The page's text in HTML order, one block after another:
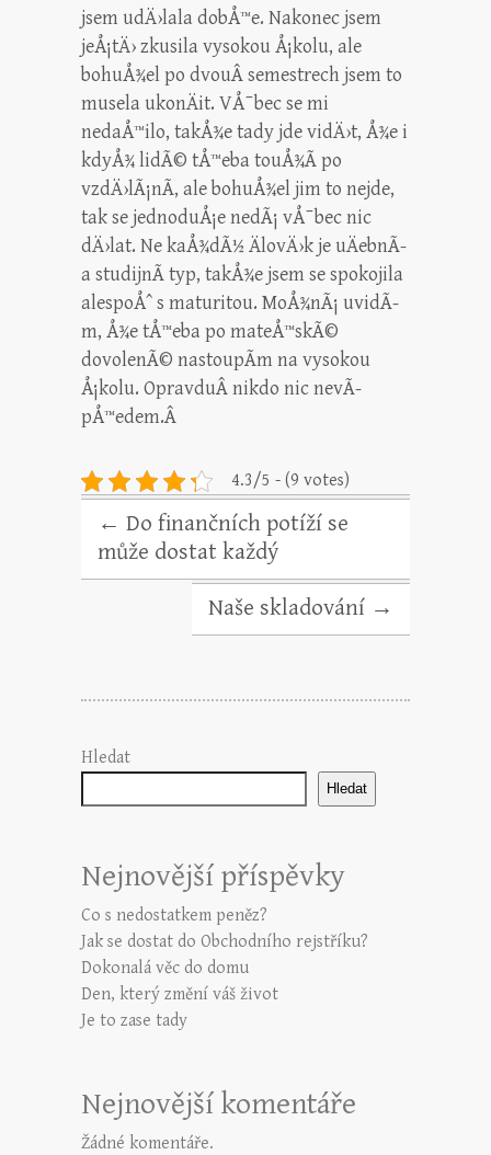
jsem udÄ›lala dobÅ™e. Nakonec jsem
jeÅ¡tÄ› zkusila vysokou Å¡kolu, ale
bohuÅ¾el po dvouÂ semestrech jsem to
musela ukonÄit. VÅ¯bec se mi
nedaÅ™ilo, takÅ¾e tady jde vidÄ›t, Å¾e i
kdyÅ¾ lidÃ© tÅ™eba touÅ¾Ã­ po
vzdÄ›lÃ¡nÃ­, ale bohuÅ¾el jim to nejde,
tak se jednoduÅ¡e nedÃ¡ vÅ¯bec nic
dÄ›lat. Ne kaÅ¾dÃ½ ÄlovÄ›k je uÄebnÃ­
a studijnÃ­ typ, takÅ¾e jsem se spokojila
alespoÅˆ s maturitou. MoÅ¾nÃ¡ uvidÃ­
m, Å¾e tÅ™eba po mateÅ™skÃ©
dovolenÃ© nastoupÃ­m na vysokou
Å¡kolu. OpravduÂ nikdo nic nevÃ­
pÅ™edem.Â
4.3/5 - (9 votes)
← Do finančních potíží se
může dostat každý
Naše skladování →
Hledat
Hledat
Nejnovější příspěvky
Co s nedostatkem peněz?
Jak se dostat do Obchodního rejstříku?
Dokonalá věc do domu
Den, který změní váš život
Je to zase tady
Nejnovější komentáře
Žádné komentáře.